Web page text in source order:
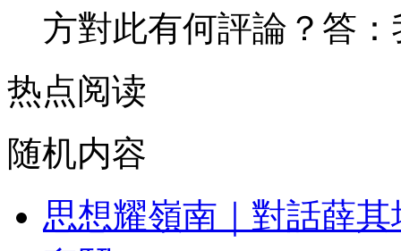
方對此有何評論？答
热点阅读
随机内容
思想耀嶺南｜對話薛